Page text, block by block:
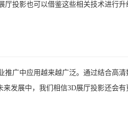
厅投影也可以借鉴这些相关技术进行
广中应用越来越广泛。通过结合高
发展中，我们相信3D展厅投影还会有